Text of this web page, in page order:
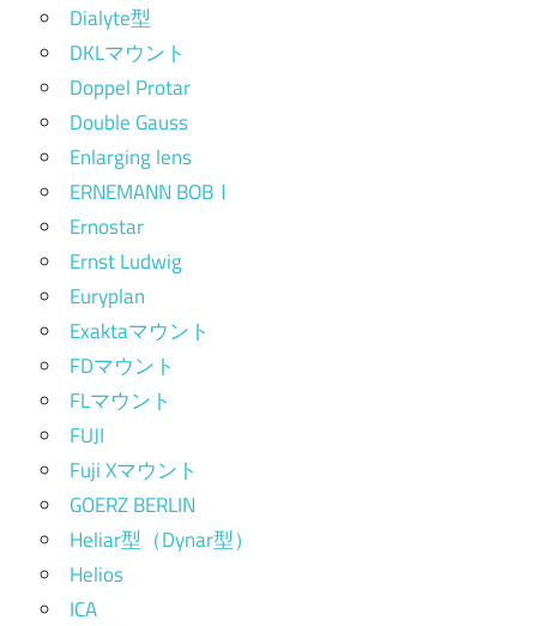
Dialyte型
DKLマウント
Doppel Protar
Double Gauss
Enlarging lens
ERNEMANN BOBⅠ
Ernostar
Ernst Ludwig
Euryplan
Exaktaマウント
FDマウント
FLマウント
FUJI
Fuji Xマウント
GOERZ BERLIN
Heliar型（Dynar型）
Helios
ICA